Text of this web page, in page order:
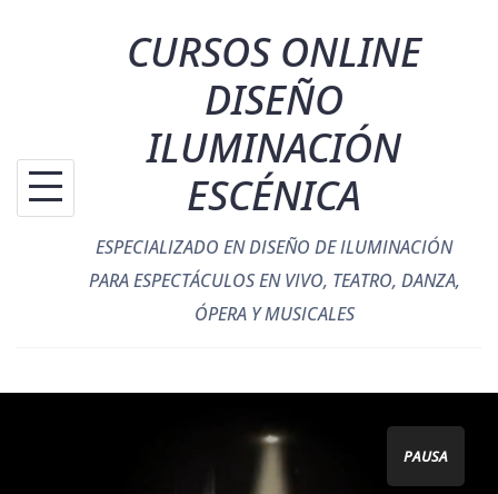
CURSOS ONLINE
DISEÑO
ILUMINACIÓN
ESCÉNICA
ESPECIALIZADO EN DISEÑO DE ILUMINACIÓN
PARA ESPECTÁCULOS EN VIVO, TEATRO, DANZA,
ÓPERA Y MUSICALES
PAUSA